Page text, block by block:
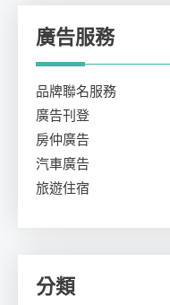
廣告服務
品牌聯名服務
廣告刊登
房仲廣告
汽車廣告
旅遊住宿
分類